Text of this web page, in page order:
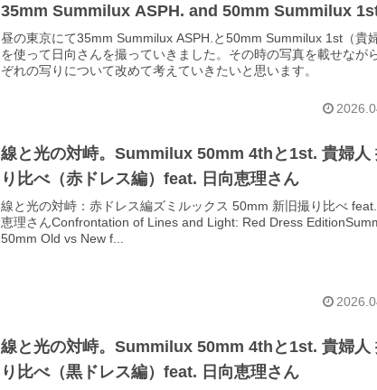
35mm Summilux ASPH. and 50mm Summilux
Tokyo during the day. feat. Eri Hinata〜
昼の東京にて35mm Summilux ASPH.と50mm Summilux 1st（貴婦
を使って日向さんを撮っていきました。その時の写真を載せなが
ぞれの写りについて改めて考えていきたいと思います。
線と光の対峙。Summilux 50mm 4thと1st. 貴婦人
り比べ（赤ドレス編）feat. 日向恵理さん
線と光の対峙：赤ドレス編ズミルックス 50mm 新旧撮り比べ
恵理さんConfrontation of Lines and Light: Red Dress
50mm Old vs New f...
線と光の対峙。Summilux 50mm 4thと1st. 貴婦人
り比べ（黒ドレス編）feat. 日向恵理さん